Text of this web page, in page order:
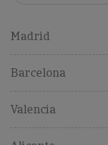
Madrid
Barcelona
Valencia